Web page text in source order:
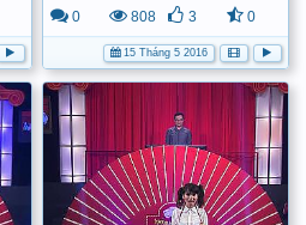
0 808 3 0
15 Tháng 5 2016